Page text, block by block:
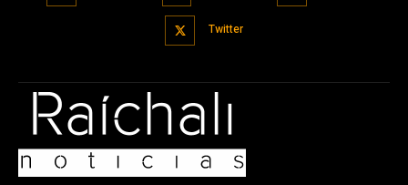
Twitter